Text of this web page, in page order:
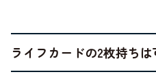
ライフカードの2枚持ちは